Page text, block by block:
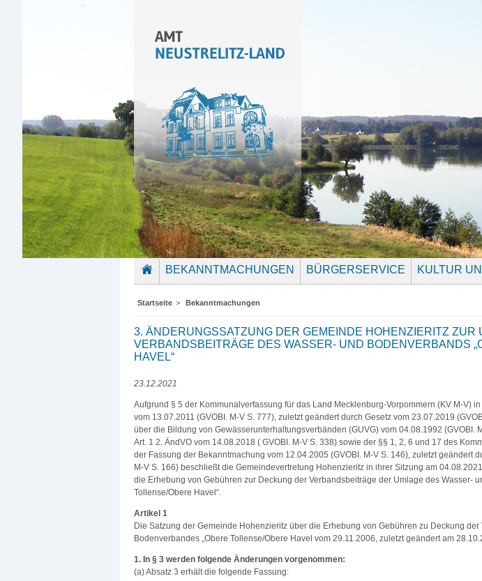
BEKANNTMACHUNGEN BÜRGERSERVICE KULTUR
Startseite > Bekanntmachungen
3. ÄNDERUNGSSATZUNG DER GEMEINDE HOHENZIERITZ ZUR
VERBANDSBEITRÄGE DES WASSER- UND BODENVERBANDS
HAVEL“
23.12.2021
Aufgrund § 5 der Kommunalverfassung für das Land Mecklenburg-Vorpommern (KV M-V)
vom 13.07.2011 (GVOBI. M-V S. 777), zuletzt geändert durch Gesetz vom 23.07.2019
über die Bildung von Gewässerunterhaltungsverbänden (GUVG) vom 04.08.1992 (GVOBI.
Art. 1 2. ÄndVO vom 14.08.2018 ( GVOBI. M-V S. 338) sowie der §§ 1, 2, 6 und 17 des
der Fassung der Bekanntmachung vom 12.04.2005 (GVOBI. M-V S. 146), zuletzt geändert
M-V S. 166) beschließt die Gemeindevertretung Hohenzieritz in ihrer Sitzung am
die Erhebung von Gebühren zur Deckung der Verbandsbeiträge der Umlage des Wasser-
Tollense/Obere Havel“.
Artikel 1
Die Satzung der Gemeinde Hohenzieritz über die Erhebung von Gebühren zu Deckung
Bodenverbandes „Obere Tollense/Obere Havel vom 29.11.2006, zuletzt geändert am
1. In § 3 werden folgende Änderungen vorgenommen:
(a) Absatz 3 erhält die folgende Fassung: